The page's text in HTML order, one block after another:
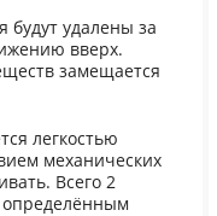
удалены за
вверх.
замещается
легкостью
механических
Всего 2
определённым